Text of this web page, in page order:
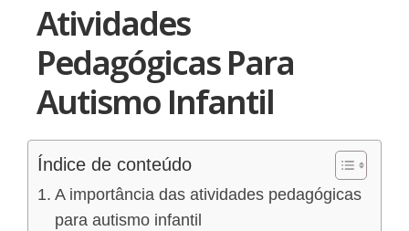
Atividades
Pedagógicas Para
Autismo Infantil
Índice de conteúdo
A importância das atividades pedagógicas
para autismo infantil